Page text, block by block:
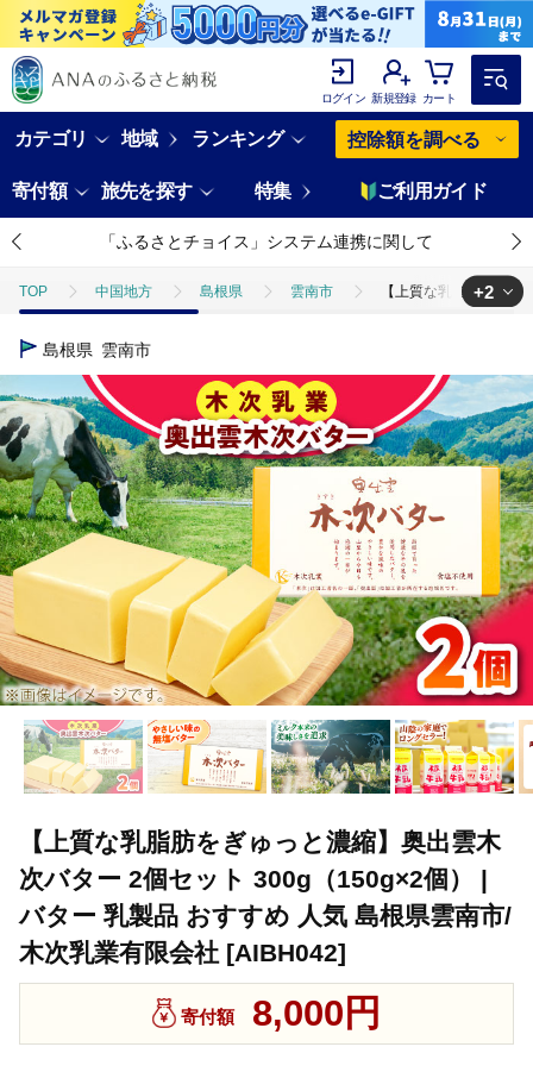
ログイン 新規登録 カート
カテゴリ 地域 ランキング 控除額を調べる
寄付額 旅先を探す 特集 ご利用ガイド
「ふるさとチョイス」システム連携に関して
TOP 中国地方 島根県 雲南市 【上質な乳脂肪をぎ
TOP
卵・乳製品 バター 【上質な乳脂肪をぎゅっと濃縮】
+2
島根県 雲南市
【上質な乳脂肪をぎゅっと濃縮】奥出雲木
次バター 2個セット 300g（150g×2個） |
バター 乳製品 おすすめ 人気 島根県雲南市/
木次乳業有限会社 [AIBH042]
寄付額 8,000円